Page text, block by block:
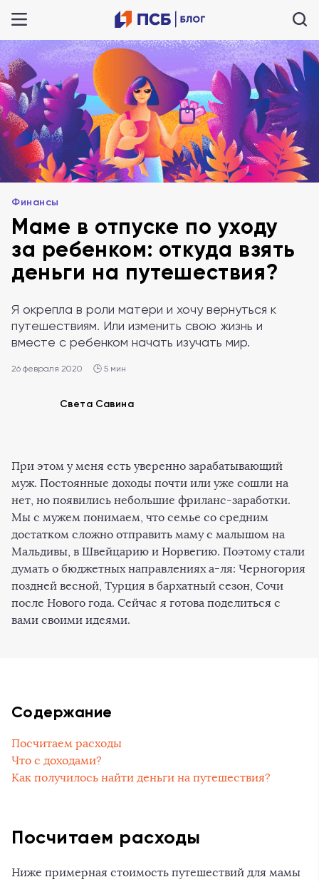
Финансы
Маме в отпуске по уходу
за ребенком: откуда взять
деньги на путешествия?
Я окрепла в роли матери и хочу вернуться к
путешествиям. Или изменить свою жизнь и
вместе с ребенком начать изучать мир.
26 февраля 2020 🕒 5 мин
Света Савина
При этом у меня есть уверенно зарабатывающий
муж. Постоянные доходы почти или уже сошли на
нет, но появились небольшие фриланс-заработки.
Мы с мужем понимаем, что семье со средним
достатком сложно отправить маму с малышом на
Мальдивы, в Швейцарию и Норвегию. Поэтому стали
думать о бюджетных направлениях а-ля: Черногория
поздней весной, Турция в бархатный сезон, Сочи
после Нового года. Сейчас я готова поделиться с
вами своими идеями.
Содержание
Посчитаем расходы
Что с доходами?
Как получилось найти деньги на путешествия?
Посчитаем расходы
Ниже примерная стоимость путешествий для мамы